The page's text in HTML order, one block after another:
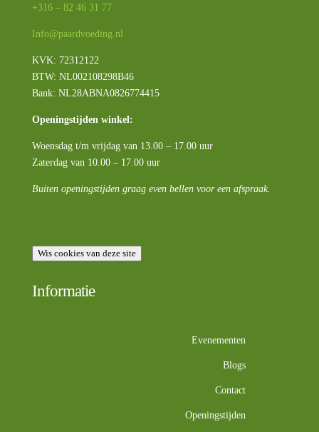
+316 – 82 46 31 77
Info@paardvoeding.nl
KVK: 72312122
BTW: NL002108298B46
Bank: NL28ABNA0826774415
Openingstijden winkel:
Woensdag t/m vrijdag van 13.00 – 17.00 uur
Zaterdag van 10.00 – 17.00 uur
Buiten openingstijden graag even bellen voor een afspraak.
Wis cookies van deze site
Informatie
Evenementen
Blogs
Contact
Openingstijden